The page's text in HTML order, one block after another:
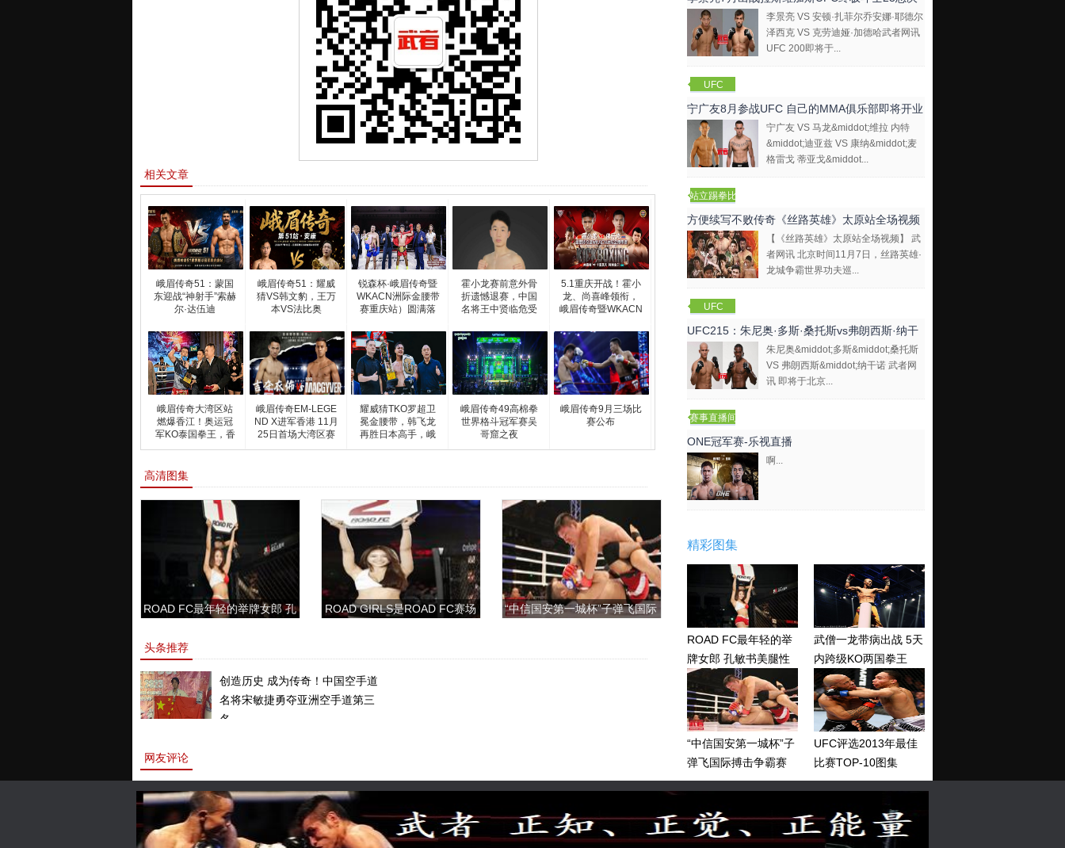
相关文章
峨眉传奇51：蒙国
东迎战“神射手”索赫
尔·达伍迪
峨眉传奇51：耀威
猜VS韩文豹，王万
本VS法比奥
锐森杯·峨眉传奇暨
WKACN洲际金腰带
赛重庆站）圆满落
霍小龙赛前意外骨
折遗憾退赛，中国
名将王中贤临危受
5.1重庆开战！霍小
龙、尚喜峰领衔，
峨眉传奇暨WKACN
峨眉传奇大湾区站
燃爆香江！奥运冠
军KO泰国拳王，香
港狂
峨眉传奇EM-LEGE
ND X进军香港 11月
25日首场大湾区赛
耀威猜TKO罗超卫
冕金腰带，韩飞龙
再胜日本高手，峨
眉传
峨眉传奇49高棉拳
世界格斗冠军赛吴
哥窟之夜
峨眉传奇9月三场比
赛公布
高清图集
ROAD FC最年轻的举牌女郎 孔
ROAD GIRLS是ROAD FC赛场
“中信国安第一城杯”子弹飞国际
头条推荐
创造历史 成为传奇！中国空手道
名将宋敏捷勇夺亚洲空手道第三
名。
网友评论
李景亮 VS 安顿·扎菲尔乔安娜·耶德尔
泽西克 VS 克劳迪娅·加德哈武者网讯
UFC 200即将于...
UFC
宁广友8月参战UFC 自己的MMA俱乐部即将开业
宁广友 VS 马龙&middot;维拉 内特
&middot;迪亚兹 VS 康纳&middot;麦
格雷戈 蒂亚戈&middot...
站立踢拳比
赛视频
方便续写不败传奇《丝路英雄》太原站全场视频
【《丝路英雄》太原站全场视频】 武
者网讯 北京时间11月7日，丝路英雄·
龙城争霸世界功夫巡...
UFC
UFC215：朱尼奥·多斯·桑托斯vs弗朗西斯·纳干
朱尼奥&middot;多斯&middot;桑托斯
VS 弗朗西斯&middot;纳干诺 武者网
讯 即将于北京...
赛事直播间
ONE冠军赛-乐视直播
啊...
精彩图集
ROAD FC最年轻的举
牌女郎 孔敏书美腿性
感眼神清纯
武僧一龙带病出战 5天
内跨级KO两国拳王
“中信国安第一城杯”子
弹飞国际搏击争霸赛
UFC评选2013年最佳
比赛TOP-10图集